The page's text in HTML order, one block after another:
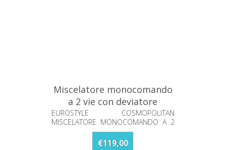
Miscelatore monocomando
a 2 vie con deviatore
Eurostyle Grohe 24052002
EUROSTYLE COSMOPOLITAN
MISCELATORE MONOCOMANDO A 2
VIE CON DEVIATORE
€119,00